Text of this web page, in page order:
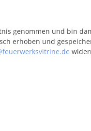
genommen und bin
erhoben und